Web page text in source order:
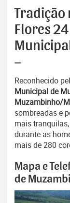
Tradição
Flores
–
Reconhecido
Municipal de
Muzambinho/
sombreadas e
mais
durante as
mais de 280
Mapa e
de